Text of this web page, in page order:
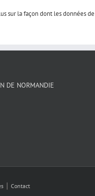
sur la façon dont les données
DE NORMANDIE
Contact